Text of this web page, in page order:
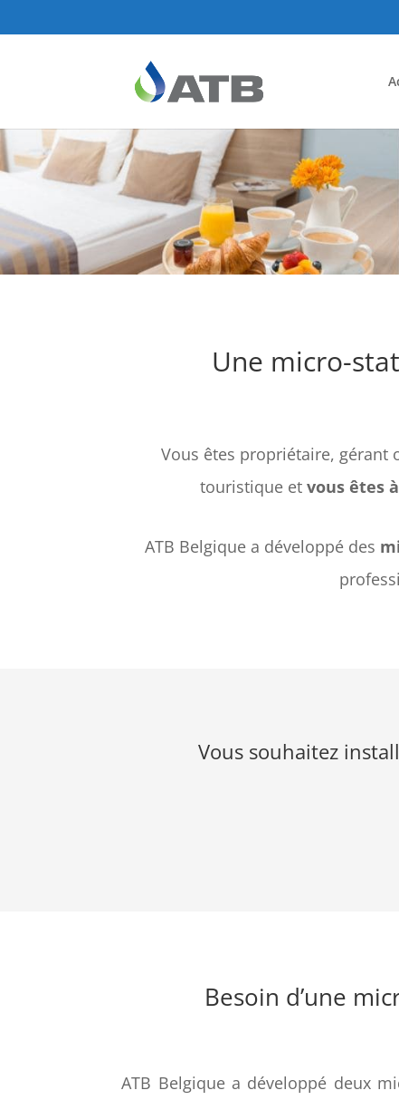
Une micro-
Vous êtes propriétaire, gérant
touristique et vous êtes
ATB Belgique a développé des
Vous souhaitez
Besoin d’une
ATB Belgique a développé deux